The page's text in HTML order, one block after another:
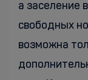
а заселение
свободных
возможна